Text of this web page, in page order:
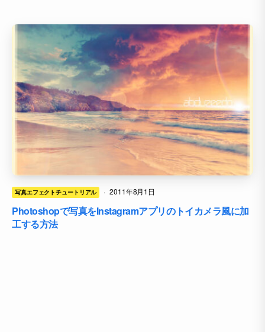
写真エフェクトチュートリアル · 2011年8月1日
Photoshopで写真をInstagramアプリのトイカメラ風に加
工する方法